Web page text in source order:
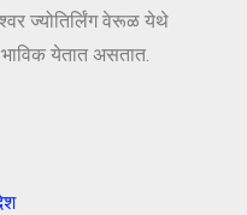
ज्योतिर्लिंग वेरूळ येथे
भाविक येतात असतात.